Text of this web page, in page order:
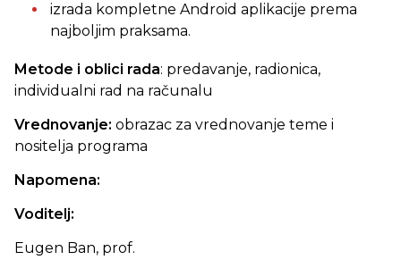
izrada kompletne Android aplikacije prema
najboljim praksama.
Metode i oblici rada: predavanje, radionica,
individualni rad na računalu
Vrednovanje: obrazac za vrednovanje teme i
nositelja programa
Napomena:
Voditelj:
Eugen Ban, prof.